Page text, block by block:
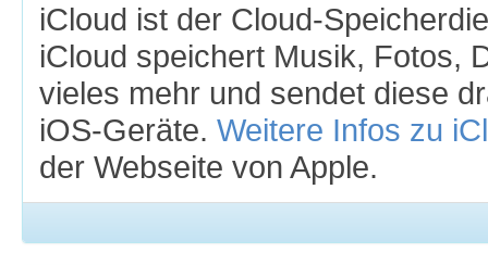
iCloud ist der Cloud-
iCloud speichert Musik, Fotos,
vieles mehr und sendet diese
iOS-Geräte. Weitere Infos zu
der Webseite von Apple.